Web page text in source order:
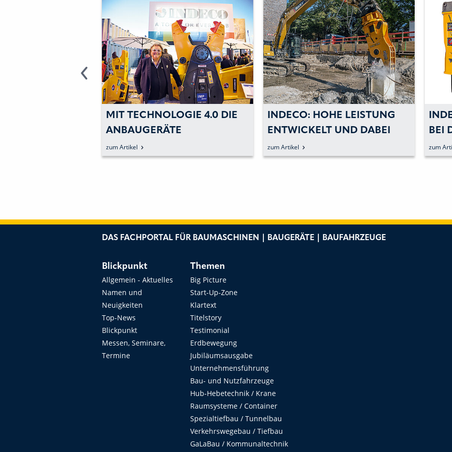
TECHNOLOGIE 4.0 DIE
INDECO: HOHE LEISTUNG
ENTWICKELT UND DABEI
INDECO: NEUHEITENTRIO
BEI DEN HIGH-
PERFORMANCE-HÄMMERN
DAS FACHPORTAL FÜR BAUMASCHINEN | BAUGERÄTE | BAUFAHRZEUGE
Blickpunkt
Allgemein - Aktuelles
Namen und
Neuigkeiten
Top-News
Blickpunkt
Messen, Seminare,
Termine
Themen
Big Picture
Start-Up-Zone
Klartext
Titelstory
Testimonial
Erdbewegung
Jubiläumsausgabe
Unternehmensführung
Bau- und Nutzfahrzeuge
Hub-Hebetechnik / Krane
Raumsysteme / Container
Spezialtiefbau / Tunnelbau
Verkehrswegebau / Tiefbau
GaLaBau / Kommunaltechnik